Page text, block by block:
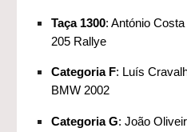
Taça 1300: António
205 Rallye
Categoria F: Luís
BMW 2002
Categoria G: João